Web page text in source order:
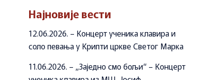
Најновије вести
12.06.2026. – Концерт ученика клавира и
соло певања у Крипти цркве Светог Марка
11.06.2026. – „Заједно смо бољи“ – Концерт